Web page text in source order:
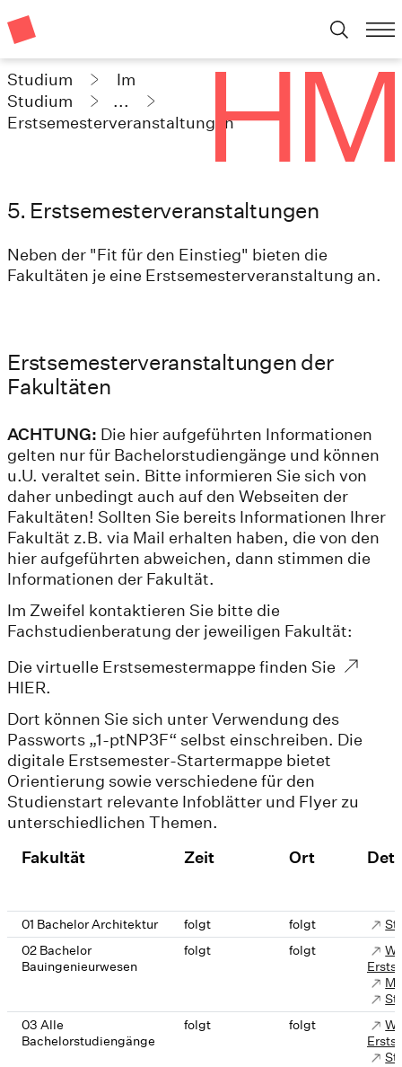
Studium
Im
Studium
...
Erstsemesterveranstaltungen
5. Erstsemesterveranstaltungen
Neben der "Fit für den Einstieg" bieten die
Fakultäten je eine Erstsemesterveranstaltung an.
Erstsemesterveranstaltungen der
Fakultäten
ACHTUNG: Die hier aufgeführten Informationen
gelten nur für Bachelorstudiengänge und können
u.U. veraltet sein. Bitte informieren Sie sich von
daher unbedingt auch auf den Webseiten der
Fakultäten! Sollten Sie bereits Informationen Ihrer
Fakultät z.B. via Mail erhalten haben, die von den
hier aufgeführten abweichen, dann stimmen die
Informationen der Fakultät.
Im Zweifel kontaktieren Sie bitte die
Fachstudienberatung der jeweiligen Fakultät:
Die virtuelle Erstsemestermappe finden Sie
HIER.
Dort können Sie sich unter Verwendung des
Passworts „1-ptNP3F“ selbst einschreiben. Die
digitale Erstsemester-Startermappe bietet
Orientierung sowie verschiedene für den
Studienstart relevante Infoblätter und Flyer zu
unterschiedlichen Themen.
Fakultät
Zeit Ort
01 Bachelor Architektur folgt folgt
02 Bachelor
Bauingenieurwesen
folgt folgt
03 Alle
Bachelorstudiengänge
folgt folgt